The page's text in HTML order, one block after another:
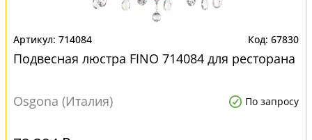
714084 67830
Подвесная люстра FINO 714084 для ресторана
Osgona (Италия) По запросу